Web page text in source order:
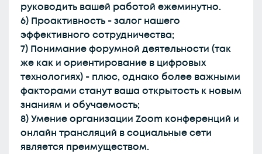
руководить вашей работой ежеминутно.
6) Проактивность - залог нашего
эффективного сотрудничества;
7) Понимание форумной деятельности (так
же как и ориентирование в цифровых
технологиях) - плюс, однако более важными
факторами станут ваша открытость к новым
знаниям и обучаемость;
8) Умение организации Zoom конференций и
онлайн трансляций в социальные сети
является преимуществом.